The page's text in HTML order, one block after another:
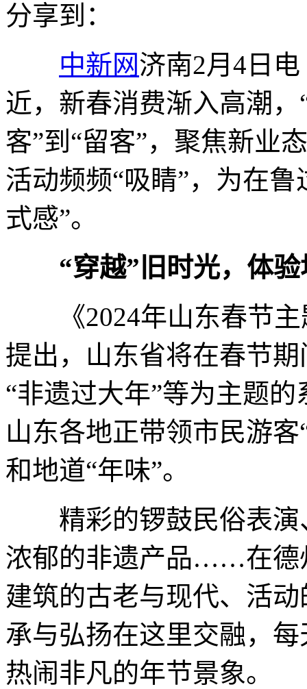
分享到：
中新网济南2月4日
近，新春消费渐入高潮
客”到“留客”，聚焦新业
活动频频“吸睛”，为在
式感”。
“穿越”旧时光，体
《2024年山东春节主
提出，山东省将在春节
“非遗过大年”等为主题
山东各地正带领市民游
和地道“年味”。
精彩的锣鼓民俗表演
浓郁的非遗产品……在德
建筑的古老与现代、活
承与弘扬在这里交融，
热闹非凡的年节景象。